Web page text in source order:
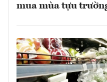
mua mùa tựu